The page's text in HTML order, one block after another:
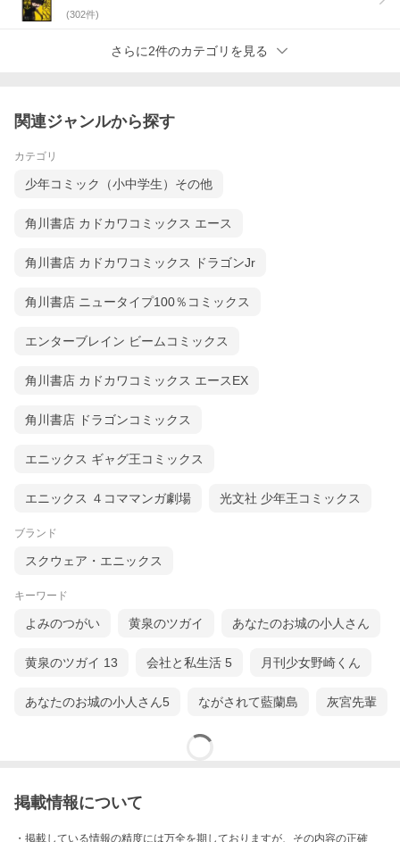
(302件)
さらに2件のカテゴリを見る
関連ジャンルから探す
カテゴリ
少年コミック（小中学生）その他
角川書店 カドカワコミックス エース
角川書店 カドカワコミックス ドラゴンJr
角川書店 ニュータイプ100％コミックス
エンターブレイン ビームコミックス
角川書店 カドカワコミックス エースEX
角川書店 ドラゴンコミックス
エニックス ギャグ王コミックス
エニックス ４コママンガ劇場 光文社 少年王コミックス
ブランド
スクウェア・エニックス
キーワード
よみのつがい 黄泉のツガイ あなたのお城の小人さん
黄泉のツガイ 13 会社と私生活 5 月刊少女野崎くん
あなたのお城の小人さん5 ながされて藍蘭島 灰宮先輩
掲載情報について
・掲載している情報の精度には万全を期しておりますが、その内容の正確